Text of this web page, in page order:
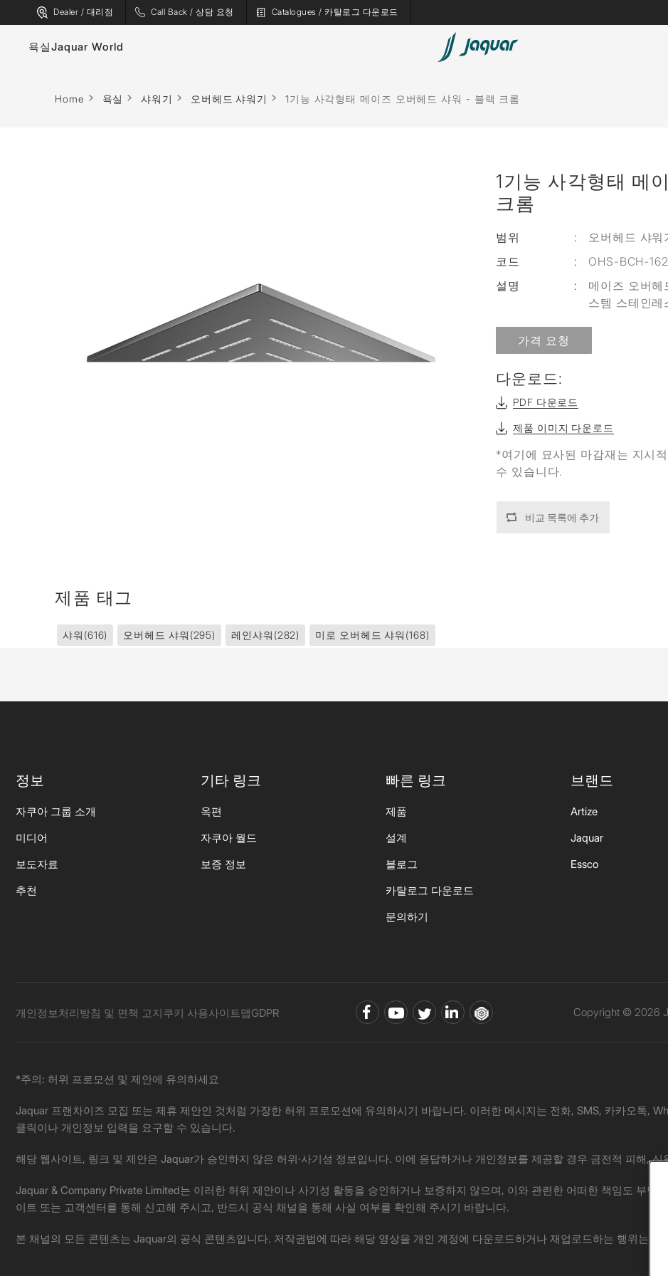
Dealer / 대리점 Call Back / 상담 요청 Catalogues / 카탈로그 다운로드
욕실
수도꼭지 욕조
Jaquar World
Home 욕실 샤워기 오버헤드 샤워기 1기능 사각형태 메이즈 오버헤드 샤워 - 블랙 크롬
1기능 사각형태 메
크롬
범위 :
오버헤드 샤워
코드
:
OHS-BCH-
설명
:
메이즈 오버
스템 스테인레
가격 요청
다운로드:
PDF 다운로드
제품 이미지 다운로드
*여기에 묘사된 마감재는 지시
수 있습니다.
비교 목록에 추가
제품 태그
샤워 (616) 오버헤드 샤워 (295) 레인샤워 (282) 미로 오버헤드 샤워 (168)
정보
자쿠아 그룹 소개
미디어
보도자료
추천
기타 링크
옥편
자쿠아 월드
보증 정보
빠른 링크
제품
설계
블로그
카탈로그 다운로드
문의하기
브랜드
Artize
Jaquar
Essco
개인정보처리방침 및 면책 고지쿠키 사용사이트맵GDPR Copyright © 2026
*주의: 허위 프로모션 및 제안에 유의하세요
Jaquar 프랜차이즈 모집 또는 제휴 제안인 것처럼 가장한 허위 프로모션에 유의하시기 바랍니다. 이러한 메시지는 전화, SMS, 카카오톡,
클릭이나 개인정보 입력을 요구할 수 있습니다.
해당 웹사이트, 링크 및 제안은 Jaquar가 승인하지 않은 허위·사기성 정보입니다. 이에 응답하거나 개인정보를 제공할 경우 금전적 피해,
Jaquar & Company Private Limited는 이러한 허위 제안이나 사기성 활동을 승인하거나 보증하지 않으며, 이와 관련한 어떠한 책임도 부담
이트 또는 고객센터를 통해 신고해 주시고, 반드시 공식 채널을 통해 사실 여부를 확인해 주시기 바랍니다.
본 채널의 모든 콘텐츠는 Jaquar의 공식 콘텐츠입니다. 저작권법에 따라 해당 영상을 개인 계정에 다운로드하거나 재업로드하는 행위는 엄